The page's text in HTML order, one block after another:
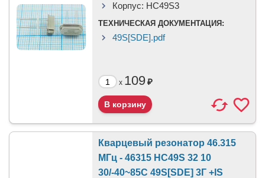
Корпус: HC49S3
ТЕХНИЧЕСКАЯ ДОКУМЕНТАЦИЯ:
49S[SDE].pdf
x 109₽
Кварцевый резонатор 46.315
МГц - 46315 HC49S 32 10
30/-40~85C 49S[SDE] 3Г +IS